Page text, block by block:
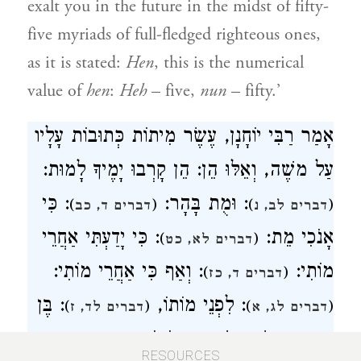
exalt you in the future in the midst of fifty-
five myriads of full-fledged righteous ones,
as it is stated: Hen, this is the numerical
value ofhen: Heh– five, nun – fifty.’
אָמַר רַבִּי יוֹחָנָן, עֶשֶׂר מִיתוֹת כְּתוּבוֹת עָלָיו
עַל משֶׁה, וְאֵלּוּ הֵן: הֵן קָרְבוּ יָמֶיךָ לָמוּת:
(דברים לב, נ): וּמֻת בָּהָר: (דברים ד, כב): כִּי
אָנֹכִי מֵת: (דברים לא, כט): כִּי יָדַעְתִּי אַחֲרֵי
מוֹתִי: (דברים ד, כז): וְאַף כִּי אַחֲרֵי מוֹתִי:
(דברים לג, א): לִפְנֵי מוֹתוֹ, (דברים לד, ז): בֶּן
מֵאָה וְעֶשְׂרִים שָׁנָה בְּמֹתוֹ:
RESOURCES